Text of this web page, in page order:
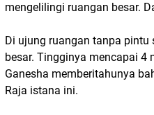
mengelilingi ruangan besar.
Di ujung ruangan tanpa
besar. Tingginya mencapai 4
Ganesha memberitahunya
Raja istana ini.